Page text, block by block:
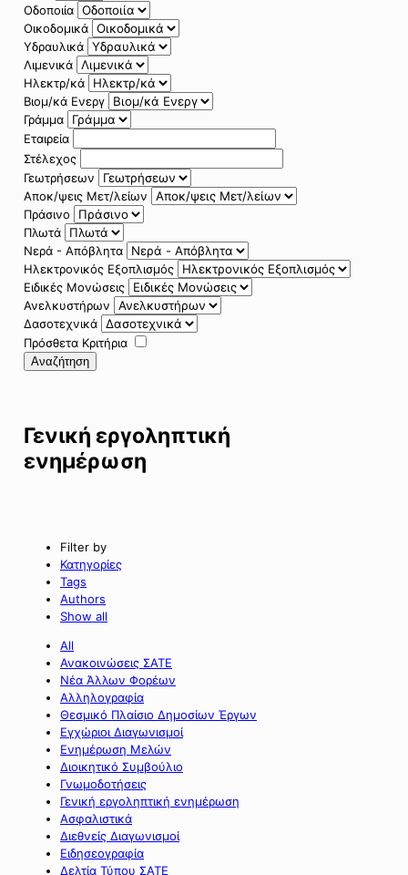
Οδοποιία
Οικοδομικά
Υδραυλικά
Λιμενικά
Ηλεκτρ/κά
Βιομ/κά Ενεργ
Γράμμα
Εταιρεία
Στέλεχος
Γεωτρήσεων
Αποκ/ψεις Μετ/λείων
Πράσινο
Πλωτά
Νερά - Απόβλητα
Ηλεκτρονικός Εξοπλισμός
Ειδικές Μονώσεις
Ανελκυστήρων
Δασοτεχνικά
Πρόσθετα Κριτήρια
Αναζήτηση
Γενική εργοληπτική
ενημέρωση
Filter by
Κατηγορίες
Tags
Authors
Show all
All
Ανακοινώσεις ΣΑΤΕ
Νέα Άλλων Φορέων
Αλληλογραφία
Θεσμικό Πλαίσιο Δημοσίων Έργων
Εγχώριοι Διαγωνισμοί
Ενημέρωση Μελών
Διοικητικό Συμβούλιο
Γνωμοδοτήσεις
Γενική εργοληπτική ενημέρωση
Ασφαλιστικά
Διεθνείς Διαγωνισμοί
Ειδησεογραφία
Δελτία Τύπου ΣΑΤΕ